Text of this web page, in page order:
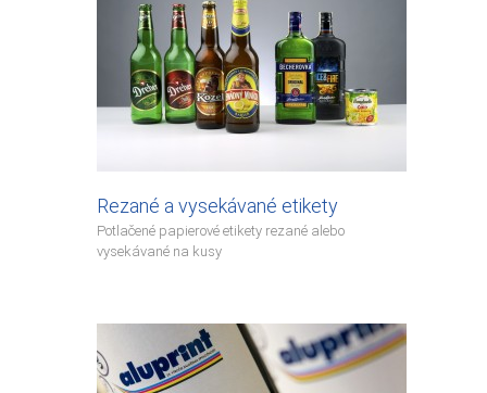
Rezané a vysekávané etikety
Potlačené papierové etikety rezané alebo
vysekávané na kusy